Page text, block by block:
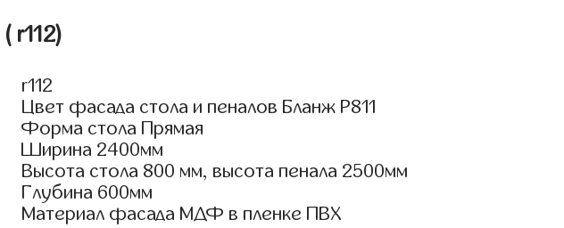
( r112)
r112
Цвет фасада стола и пеналов Бланж Р811
Форма стола Прямая
Ширина 2400мм
Высота стола 800 мм, высота пенала 2500мм
Глубина 600мм
Материал фасада МДФ в пленке ПВХ